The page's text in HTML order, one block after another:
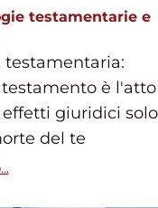
testamentarie e
testamentaria:
è l'atto
giuridici solo
del te